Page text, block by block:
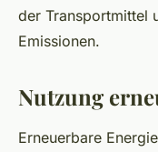
der Transportmittel
Emissionen.
Nutzung
Erneuerbare